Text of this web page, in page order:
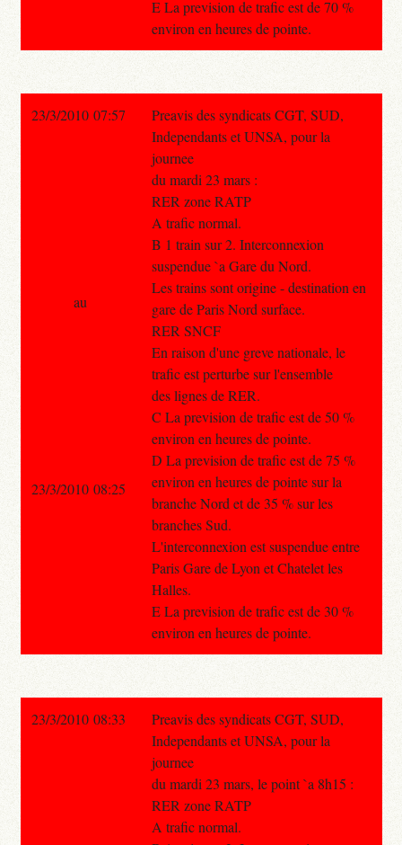
E La prevision de trafic est de 70 %
environ en heures de pointe.
23/3/2010 07:57
Preavis des syndicats CGT, SUD,
Independants et UNSA, pour la
journee
du mardi 23 mars :
RER zone RATP
A trafic normal.
B 1 train sur 2. Interconnexion
suspendue `a Gare du Nord.
Les trains sont origine - destination en
gare de Paris Nord surface.
RER SNCF
En raison d'une greve nationale, le
trafic est perturbe sur l'ensemble
des lignes de RER.
C La prevision de trafic est de 50 %
environ en heures de pointe.
D La prevision de trafic est de 75 %
environ en heures de pointe sur la
branche Nord et de 35 % sur les
branches Sud.
L'interconnexion est suspendue entre
Paris Gare de Lyon et Chatelet les
Halles.
E La prevision de trafic est de 30 %
environ en heures de pointe.
au
23/3/2010 08:25
23/3/2010 08:33
Preavis des syndicats CGT, SUD,
Independants et UNSA, pour la
journee
du mardi 23 mars, le point `a 8h15 :
RER zone RATP
A trafic normal.